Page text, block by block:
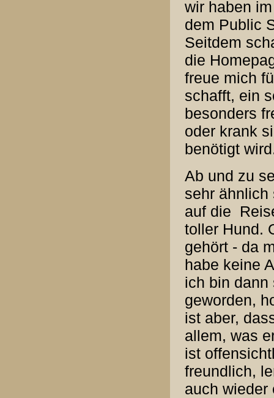
wir haben
dem Public
Seitdem
die
freue mich
schafft, ein
besonders
oder krank
benötigt
Ab und zu
sehr ähnlich
auf die
toller Hund.
gehört - da
habe keine
ich bin dann
geworden,
ist aber,
allem, was
ist
freundlich,
auch wieder